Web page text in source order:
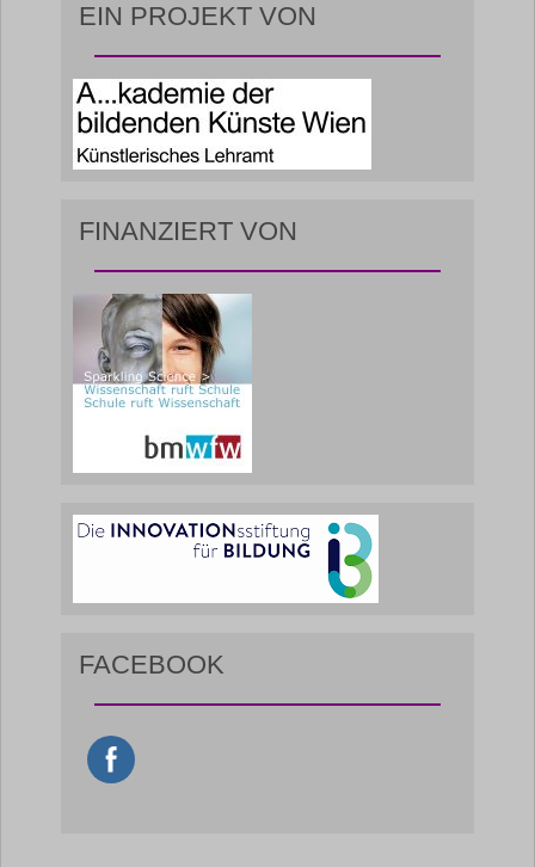
EIN PROJEKT VON
FINANZIERT VON
FACEBOOK